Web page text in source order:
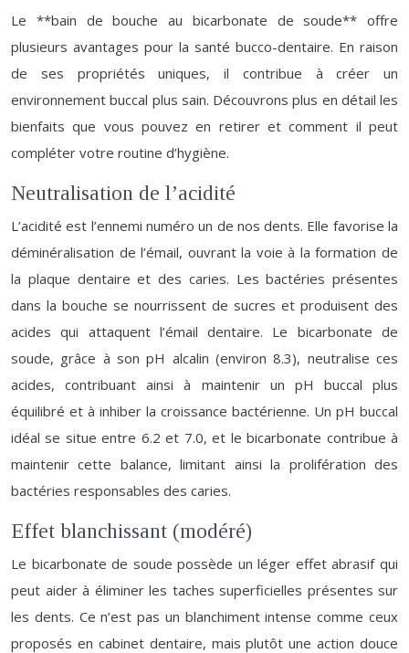
Le **bain de bouche au bicarbonate de soude** offre
plusieurs avantages pour la santé bucco-dentaire. En raison
de ses propriétés uniques, il contribue à créer un
environnement buccal plus sain. Découvrons plus en détail les
bienfaits que vous pouvez en retirer et comment il peut
compléter votre routine d’hygiène.
Neutralisation de l’acidité
L’acidité est l’ennemi numéro un de nos dents. Elle favorise la
déminéralisation de l’émail, ouvrant la voie à la formation de
la plaque dentaire et des caries. Les bactéries présentes
dans la bouche se nourrissent de sucres et produisent des
acides qui attaquent l’émail dentaire. Le bicarbonate de
soude, grâce à son pH alcalin (environ 8.3), neutralise ces
acides, contribuant ainsi à maintenir un pH buccal plus
équilibré et à inhiber la croissance bactérienne. Un pH buccal
idéal se situe entre 6.2 et 7.0, et le bicarbonate contribue à
maintenir cette balance, limitant ainsi la prolifération des
bactéries responsables des caries.
Effet blanchissant (modéré)
Le bicarbonate de soude possède un léger effet abrasif qui
peut aider à éliminer les taches superficielles présentes sur
les dents. Ce n’est pas un blanchiment intense comme ceux
proposés en cabinet dentaire, mais plutôt une action douce